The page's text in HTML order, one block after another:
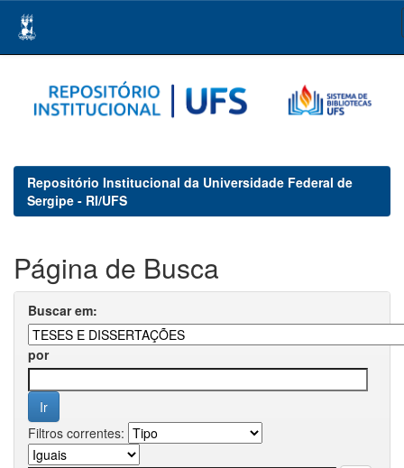
navigation
Repositório Institucional da Universidade Federal de
Sergipe - RI/UFS
Página de Busca
Buscar em:
por
Filtros correntes: